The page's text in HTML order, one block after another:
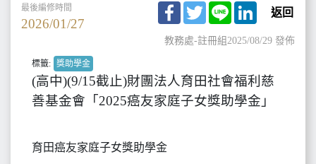
最後編修時間
2026/01/27
Facebook
TwitterLine LinkedIn
返回
教務處-註冊組2025/08/29 發佈
標籤: 獎助學金
(高中)(9/15截止)財團法人育田社會福利慈
善基金會「2025癌友家庭子女獎助學金」
育田癌友家庭子女獎助學金